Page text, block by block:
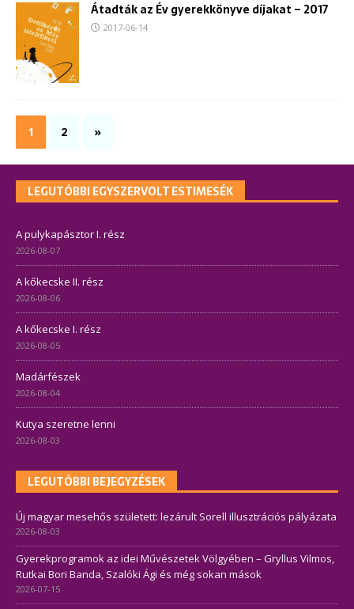
Átadták az Év gyerekkönyve díjakat – 2017
2017-06-14
1 2 »
LEGUTÓBBI EGYSZERVOLT ESTIMESÉK
A pulykapásztor I. rész
2026-08-07
A kőkecske II. rész
2026-08-06
A kőkecske I. rész
2026-08-05
Madárfészek
2026-08-04
Kutya szeretne lenni
2026-08-03
LEGUTÓBBI BEJEGYZÉSEK
Új magyar mesehős született: lezárult Sorell illusztrációs pályázata
2026-08-03
Gyerekprogramok az idei Művészetek Völgyében – Gryllus Vilmos,
Rutkai Bori Banda, Szalóki Ági és még sokan mások
2026-07-15